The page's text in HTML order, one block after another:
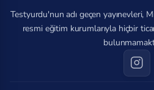
Testyurdu'nun adı geçen yayınevleri,
resmi eğitim kurumlarıyla hiçbir